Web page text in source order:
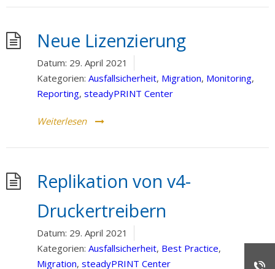
Neue Lizenzierung
Datum: 29. April 2021
Kategorien: Ausfallsicherheit, Migration, Monitoring,
Reporting, steadyPRINT Center
Weiterlesen
Replikation von v4-
Druckertreibern
Datum: 29. April 2021
Kategorien: Ausfallsicherheit, Best Practice,
Migration, steadyPRINT Center